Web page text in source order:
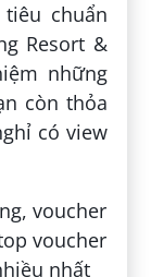
chuẩn
Resort &
những
còn thỏa
có view